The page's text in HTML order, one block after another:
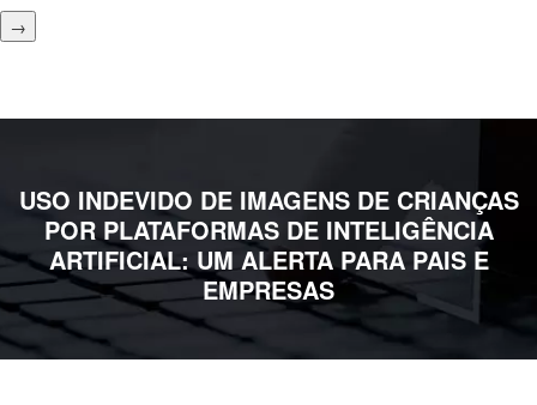
→
USO INDEVIDO DE IMAGENS DE CRIANÇAS
POR PLATAFORMAS DE INTELIGÊNCIA
ARTIFICIAL: UM ALERTA PARA PAIS E
EMPRESAS